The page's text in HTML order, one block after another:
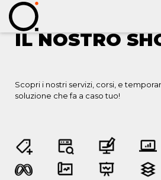
IL NOSTRO
Scopri i nostri servizi, corsi, e
soluzione che fa a caso tuo!